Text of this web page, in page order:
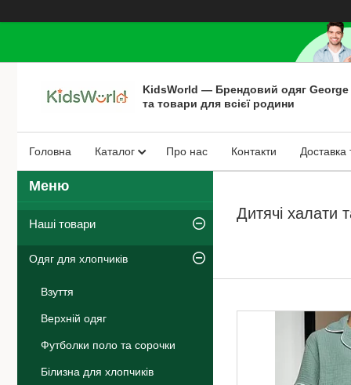
KidsWorld — Брендовий одяг George
та товари для всієї родини
Головна Каталог Про нас Контакти Доставка
Дитячі халати
Наші товари
Одяг для хлопчиків
Взуття
Верхній одяг
Футболки поло та сорочки
Білизна для хлопчиків